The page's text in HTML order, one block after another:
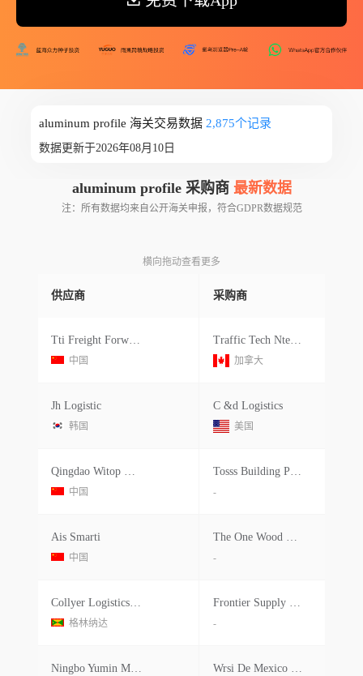
aluminum profile 海关交易数据 2,875个记录
数据更新于2026年08月10日
aluminum profile 采购商 最新数据
注：所有数据均来自公开海关申报，符合GDPR数据规范
横向拖动查看更多
供应商 采购商
Tti Freight Forwarder
中国
Traffic Tech Nternational
加拿大
Jh Logistic
韩国
C &d Logistics
美国
Qingdao Witop Decor Materials
中国
Tosss Building Products
-
Ais Smarti
中国
The One Wood Works
-
Collyer Logistics North China
格林纳达
Frontier Supply Chain Solutions
-
Ningbo Yumin Machine Industries Wrsi De Mexico S S.de R.l.de C.v.